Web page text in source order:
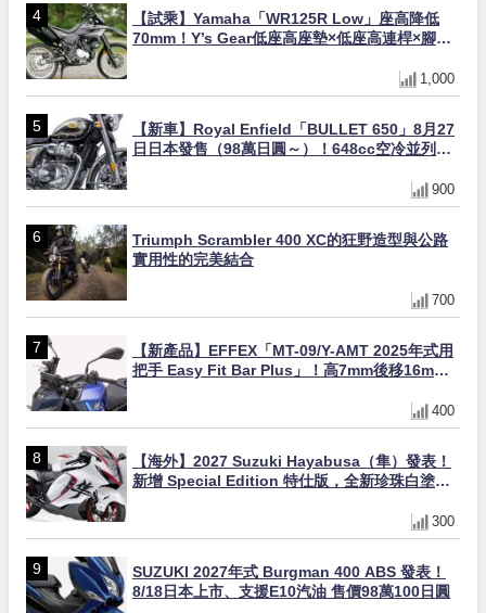
【試乘】Yamaha「WR125R Low」座高降低
70mm！Y’s Gear低座高座墊×低座高連桿×腳踏
1,000
【新車】Royal Enfield「BULLET 650」8月27
日日本發售（98萬日圓～）！648cc空冷並列雙
900
Triumph Scrambler 400 XC的狂野造型與公路
實用性的完美結合
700
【新產品】EFFEX「MT-09/Y-AMT 2025年式用
把手 Easy Fit Bar Plus」！高7mm後移16mm
400
【海外】2027 Suzuki Hayabusa（隼）發表！
新增 Special Edition 特仕版，全新珍珠白塗裝
300
SUZUKI 2027年式 Burgman 400 ABS 發表！
8/18日本上市、支援E10汽油 售價98萬100日圓